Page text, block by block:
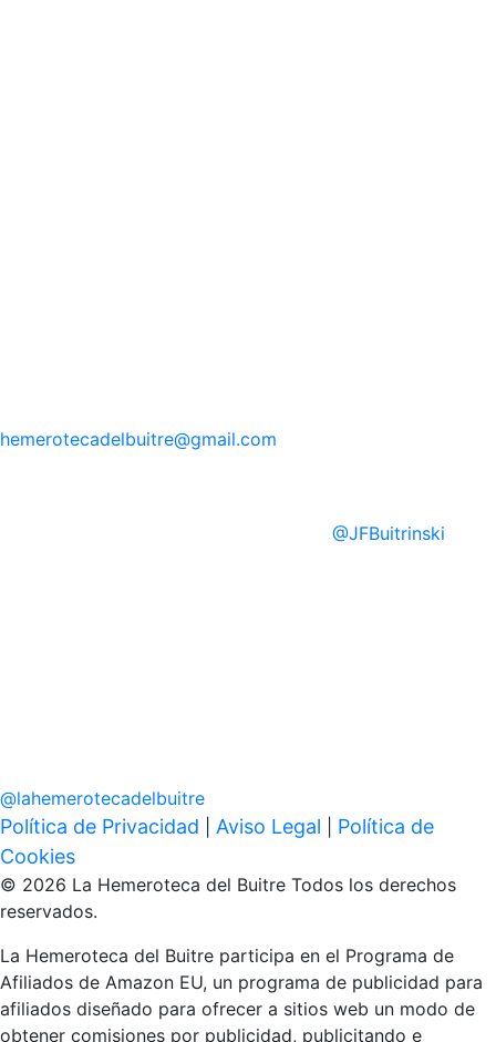
hemerotecadelbuitre@gmail.com
@JFBuitrinski
@lahemerotecadelbuitre
Política de Privacidad Aviso Legal
Política de
Cookies
© 2026 La Hemeroteca del Buitre Todos los derechos
reservados.
La Hemeroteca del Buitre participa en el Programa de
Afiliados de Amazon EU, un programa de publicidad para
afiliados diseñado para ofrecer a sitios web un modo de
obtener comisiones por publicidad, publicitando e